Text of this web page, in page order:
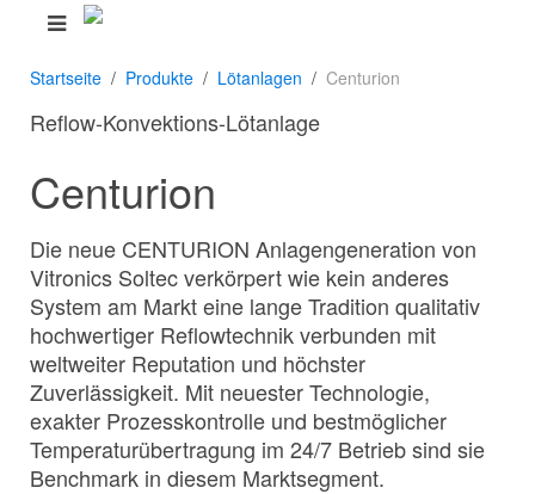
Startseite Produkte Lötanlagen Centurion
Reflow-Konvektions-Lötanlage
Centurion
Die neue CENTURION Anlagengeneration von
Vitronics Soltec verkörpert wie kein anderes
System am Markt eine lange Tradition qualitativ
hochwertiger Reflowtechnik verbunden mit
weltweiter Reputation und höchster
Zuverlässigkeit. Mit neuester Technologie,
exakter Prozesskontrolle und bestmöglicher
Temperaturübertragung im 24/7 Betrieb sind sie
Benchmark in diesem Marktsegment.